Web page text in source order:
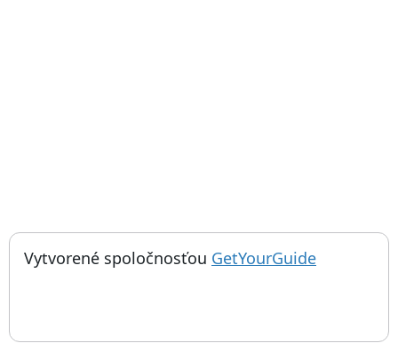
Things to do near Ihrisko Silver Towers, Tom Otterness
Vytvorené spoločnosťou GetYourGuide; otvorí sa